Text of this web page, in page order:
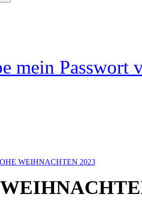
mein Passwort
WEIHNACHTEN 2023